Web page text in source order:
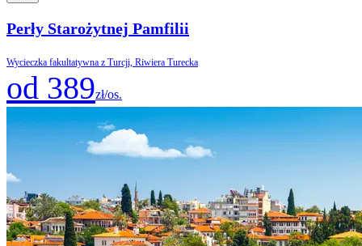
Perły Starożytnej Pamfilii
Wycieczka fakultatywna z Turcji, Riwiera Turecka
od 389zł/os.